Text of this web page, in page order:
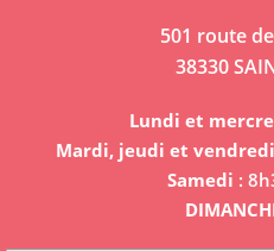
501 route
38330
Lundi et
Mardi, jeudi et vendredi
Samedi :